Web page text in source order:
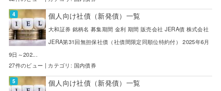
個人向け社債（新発債）一覧
大和証券 銘柄名 募集期間 金利 期間 販売会社 JERA債 株式会社
JERA第31回無担保社債（社債間限定同順位特約付） 2025年6月
9日～202...
27件のビュー | カテゴリ: 国内債券
個人向け社債（新発債）一覧